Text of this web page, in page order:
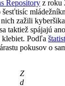
Repository z roku
zažili
taktiež spájajú
klebiet. Podľa
pokusov o
Z
d